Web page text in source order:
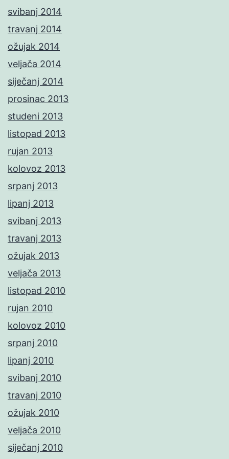
svibanj 2014
travanj 2014
ožujak 2014
veljača 2014
siječanj 2014
prosinac 2013
studeni 2013
listopad 2013
rujan 2013
kolovoz 2013
srpanj 2013
lipanj 2013
svibanj 2013
travanj 2013
ožujak 2013
veljača 2013
listopad 2010
rujan 2010
kolovoz 2010
srpanj 2010
lipanj 2010
svibanj 2010
travanj 2010
ožujak 2010
veljača 2010
siječanj 2010